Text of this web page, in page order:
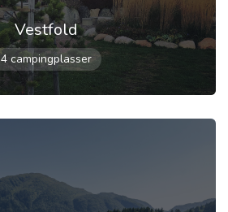
Vestfold
4 campingplasser